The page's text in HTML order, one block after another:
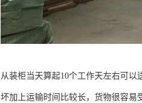
从装柜当天算起10个工作天左右可
坏加上运输时间比较长，货物很容易